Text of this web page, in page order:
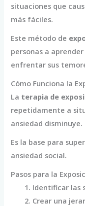
situaciones que
más fáciles.
Este método de
personas a
enfrentar sus
Cómo Funciona la
La terapia de
repetidamente a
ansiedad disminuye.
Es la base para
ansiedad social.
Pasos para la
Identificar las
Crear una